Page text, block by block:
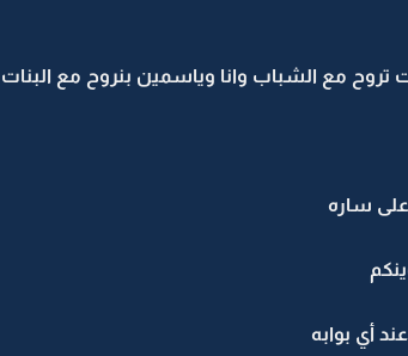
تروح مع الشباب وانا وياسمين بنروح مع
ساره
أي بوابه